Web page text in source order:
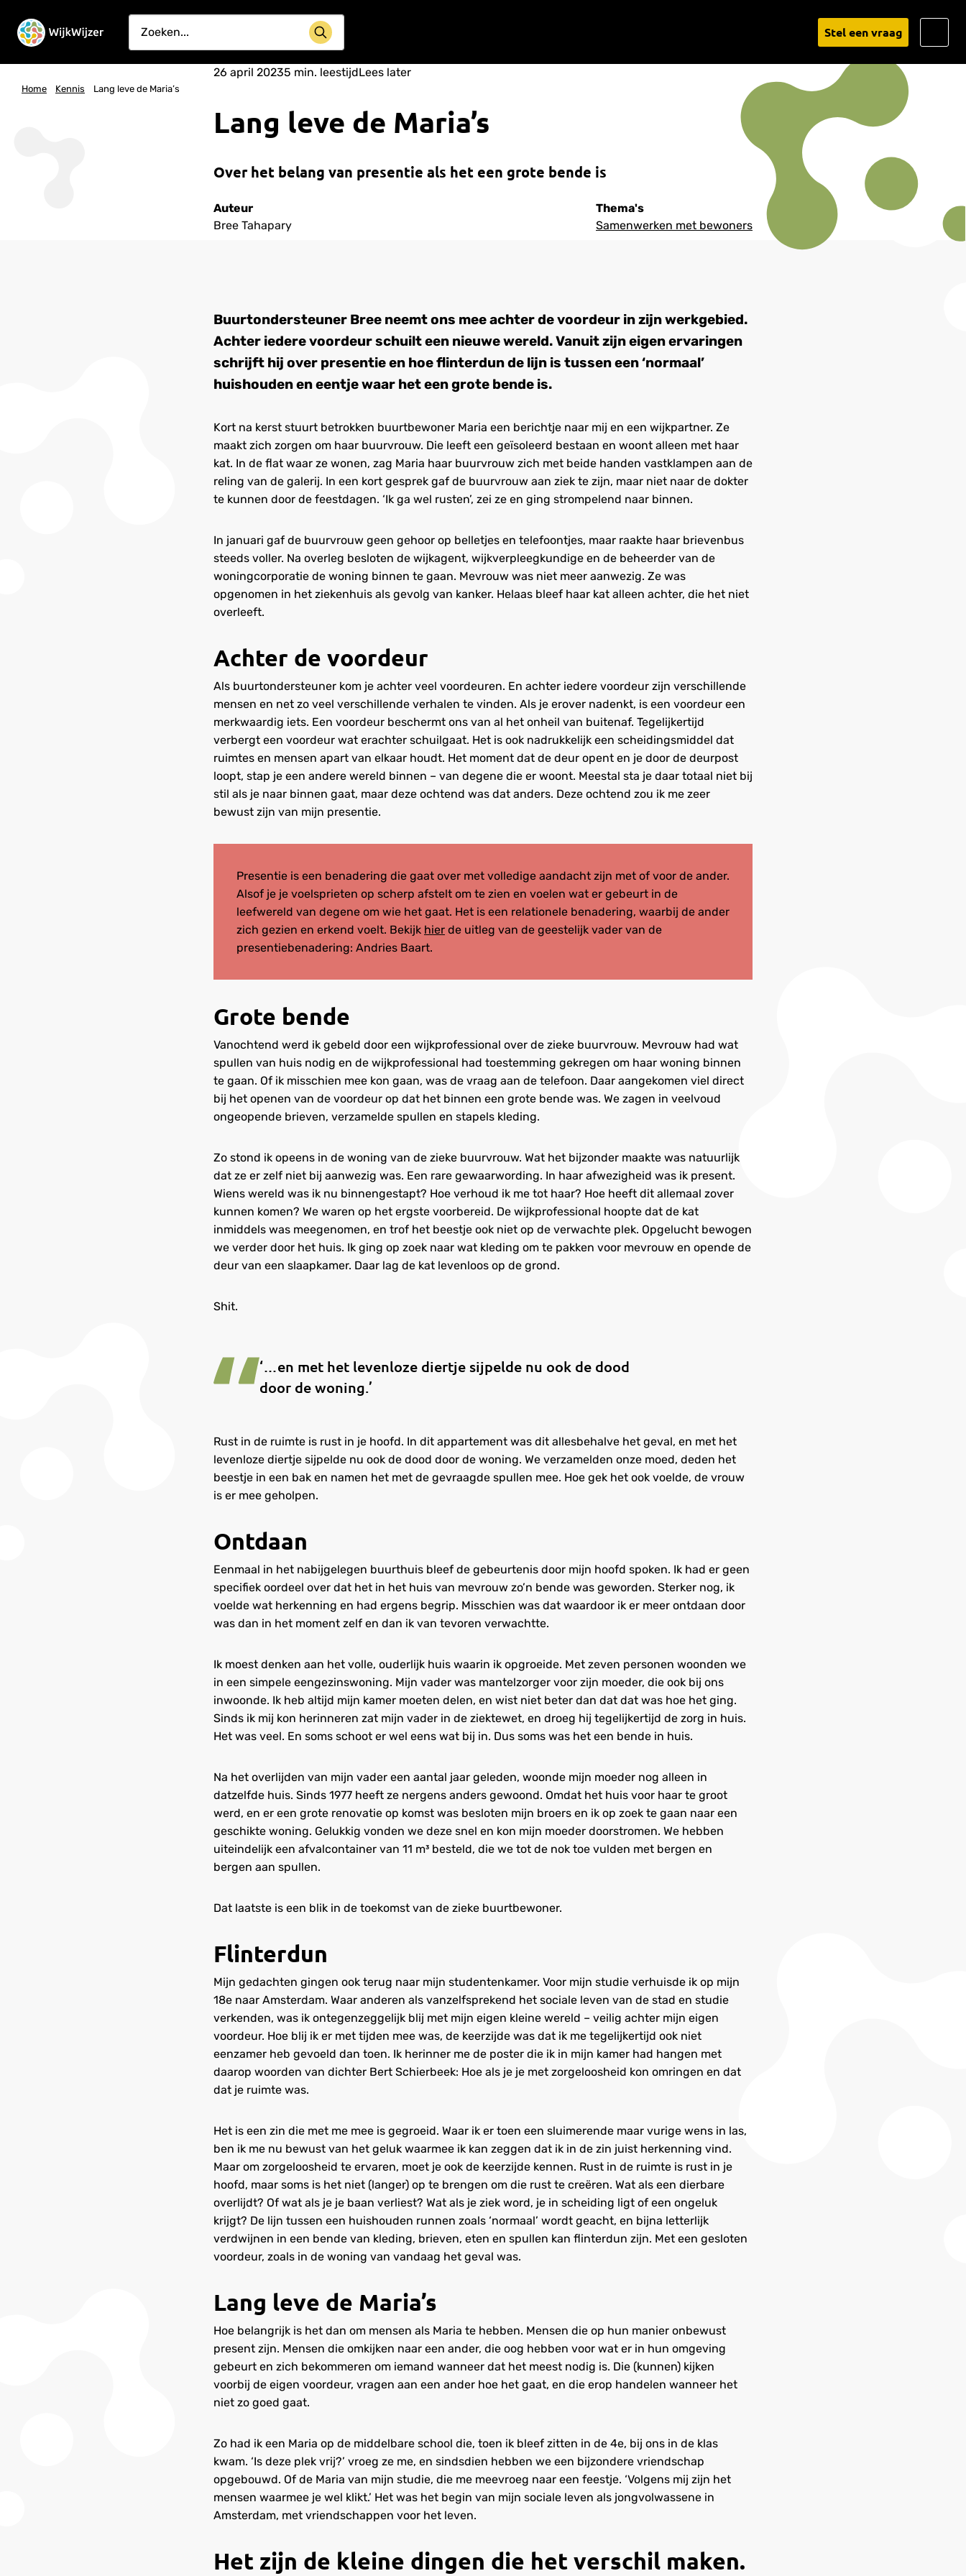
Stel een vraag
to
Home Kennis Lang leve de Maria’s
26 april 20235 min. leestijdLees later
Lang leve de Maria’s
Over het belang van presentie als het een grote bende is
Auteur
Bree Tahapary
Thema's
Samenwerken met bewoners
Buurtondersteuner Bree neemt ons mee achter de voordeur in zijn werkgebied.
Achter iedere voordeur schuilt een nieuwe wereld. Vanuit zijn eigen ervaringen
schrijft hij over presentie en hoe flinterdun de lijn is tussen een ‘normaal’
huishouden en eentje waar het een grote bende is.
Kort na kerst stuurt betrokken buurtbewoner Maria een berichtje naar mij en een wijkpartner. Ze
maakt zich zorgen om haar buurvrouw. Die leeft een geïsoleerd bestaan en woont alleen met haar
kat. In de flat waar ze wonen, zag Maria haar buurvrouw zich met beide handen vastklampen aan de
reling van de galerij. In een kort gesprek gaf de buurvrouw aan ziek te zijn, maar niet naar de dokter
te kunnen door de feestdagen. ‘Ik ga wel rusten’, zei ze en ging strompelend naar binnen.
In januari gaf de buurvrouw geen gehoor op belletjes en telefoontjes, maar raakte haar brievenbus
steeds voller. Na overleg besloten de wijkagent, wijkverpleegkundige en de beheerder van de
woningcorporatie de woning binnen te gaan. Mevrouw was niet meer aanwezig. Ze was
opgenomen in het ziekenhuis als gevolg van kanker. Helaas bleef haar kat alleen achter, die het niet
overleeft.
Achter de voordeur
Als buurtondersteuner kom je achter veel voordeuren. En achter iedere voordeur zijn verschillende
mensen en net zo veel verschillende verhalen te vinden. Als je erover nadenkt, is een voordeur een
merkwaardig iets. Een voordeur beschermt ons van al het onheil van buitenaf. Tegelijkertijd
verbergt een voordeur wat erachter schuilgaat. Het is ook nadrukkelijk een scheidingsmiddel dat
ruimtes en mensen apart van elkaar houdt. Het moment dat de deur opent en je door de deurpost
loopt, stap je een andere wereld binnen – van degene die er woont. Meestal sta je daar totaal niet bij
stil als je naar binnen gaat, maar deze ochtend was dat anders. Deze ochtend zou ik me zeer
bewust zijn van mijn presentie.
Presentie is een benadering die gaat over met volledige aandacht zijn met of voor de ander.
Alsof je je voelsprieten op scherp afstelt om te zien en voelen wat er gebeurt in de
leefwereld van degene om wie het gaat. Het is een relationele benadering, waarbij de ander
zich gezien en erkend voelt. Bekijk hier de uitleg van de geestelijk vader van de
presentiebenadering: Andries Baart.
Grote bende
Vanochtend werd ik gebeld door een wijkprofessional over de zieke buurvrouw. Mevrouw had wat
spullen van huis nodig en de wijkprofessional had toestemming gekregen om haar woning binnen
te gaan. Of ik misschien mee kon gaan, was de vraag aan de telefoon. Daar aangekomen viel direct
bij het openen van de voordeur op dat het binnen een grote bende was. We zagen in veelvoud
ongeopende brieven, verzamelde spullen en stapels kleding.
Zo stond ik opeens in de woning van de zieke buurvrouw. Wat het bijzonder maakte was natuurlijk
dat ze er zelf niet bij aanwezig was. Een rare gewaarwording. In haar afwezigheid was ik present.
Wiens wereld was ik nu binnengestapt? Hoe verhoud ik me tot haar? Hoe heeft dit allemaal zover
kunnen komen? We waren op het ergste voorbereid. De wijkprofessional hoopte dat de kat
inmiddels was meegenomen, en trof het beestje ook niet op de verwachte plek. Opgelucht bewogen
we verder door het huis. Ik ging op zoek naar wat kleding om te pakken voor mevrouw en opende de
deur van een slaapkamer. Daar lag de kat levenloos op de grond.
Shit.
‘…en met het levenloze diertje sijpelde nu ook de dood
door de woning.’
Rust in de ruimte is rust in je hoofd. In dit appartement was dit allesbehalve het geval, en met het
levenloze diertje sijpelde nu ook de dood door de woning. We verzamelden onze moed, deden het
beestje in een bak en namen het met de gevraagde spullen mee. Hoe gek het ook voelde, de vrouw
is er mee geholpen.
Ontdaan
Eenmaal in het nabijgelegen buurthuis bleef de gebeurtenis door mijn hoofd spoken. Ik had er geen
specifiek oordeel over dat het in het huis van mevrouw zo’n bende was geworden. Sterker nog, ik
voelde wat herkenning en had ergens begrip. Misschien was dat waardoor ik er meer ontdaan door
was dan in het moment zelf en dan ik van tevoren verwachtte.
Ik moest denken aan het volle, ouderlijk huis waarin ik opgroeide. Met zeven personen woonden we
in een simpele eengezinswoning. Mijn vader was mantelzorger voor zijn moeder, die ook bij ons
inwoonde. Ik heb altijd mijn kamer moeten delen, en wist niet beter dan dat dat was hoe het ging.
Sinds ik mij kon herinneren zat mijn vader in de ziektewet, en droeg hij tegelijkertijd de zorg in huis.
Het was veel. En soms schoot er wel eens wat bij in. Dus soms was het een bende in huis.
Na het overlijden van mijn vader een aantal jaar geleden, woonde mijn moeder nog alleen in
datzelfde huis. Sinds 1977 heeft ze nergens anders gewoond. Omdat het huis voor haar te groot
werd, en er een grote renovatie op komst was besloten mijn broers en ik op zoek te gaan naar een
geschikte woning. Gelukkig vonden we deze snel en kon mijn moeder doorstromen. We hebben
uiteindelijk een afvalcontainer van 11 m³ besteld, die we tot de nok toe vulden met bergen en
bergen aan spullen.
Dat laatste is een blik in de toekomst van de zieke buurtbewoner.
Flinterdun
Mijn gedachten gingen ook terug naar mijn studentenkamer. Voor mijn studie verhuisde ik op mijn
18e naar Amsterdam. Waar anderen als vanzelfsprekend het sociale leven van de stad en studie
verkenden, was ik ontegenzeggelijk blij met mijn eigen kleine wereld – veilig achter mijn eigen
voordeur. Hoe blij ik er met tijden mee was, de keerzijde was dat ik me tegelijkertijd ook niet
eenzamer heb gevoeld dan toen. Ik herinner me de poster die ik in mijn kamer had hangen met
daarop woorden van dichter Bert Schierbeek: Hoe als je je met zorgeloosheid kon omringen en dat
dat je ruimte was.
Het is een zin die met me mee is gegroeid. Waar ik er toen een sluimerende maar vurige wens in las,
ben ik me nu bewust van het geluk waarmee ik kan zeggen dat ik in de zin juist herkenning vind.
Maar om zorgeloosheid te ervaren, moet je ook de keerzijde kennen. Rust in de ruimte is rust in je
hoofd, maar soms is het niet (langer) op te brengen om die rust te creëren. Wat als een dierbare
overlijdt? Of wat als je je baan verliest? Wat als je ziek word, je in scheiding ligt of een ongeluk
krijgt? De lijn tussen een huishouden runnen zoals ‘normaal’ wordt geacht, en bijna letterlijk
verdwijnen in een bende van kleding, brieven, eten en spullen kan flinterdun zijn. Met een gesloten
voordeur, zoals in de woning van vandaag het geval was.
Lang leve de Maria’s
Hoe belangrijk is het dan om mensen als Maria te hebben. Mensen die op hun manier onbewust
present zijn. Mensen die omkijken naar een ander, die oog hebben voor wat er in hun omgeving
gebeurt en zich bekommeren om iemand wanneer dat het meest nodig is. Die (kunnen) kijken
voorbij de eigen voordeur, vragen aan een ander hoe het gaat, en die erop handelen wanneer het
niet zo goed gaat.
Zo had ik een Maria op de middelbare school die, toen ik bleef zitten in de 4e, bij ons in de klas
kwam. ‘Is deze plek vrij?’ vroeg ze me, en sindsdien hebben we een bijzondere vriendschap
opgebouwd. Of de Maria van mijn studie, die me meevroeg naar een feestje. ‘Volgens mij zijn het
mensen waarmee je wel klikt.’ Het was het begin van mijn sociale leven als jongvolwassene in
Amsterdam, met vriendschappen voor het leven.
Het zijn de kleine dingen die het verschil maken.